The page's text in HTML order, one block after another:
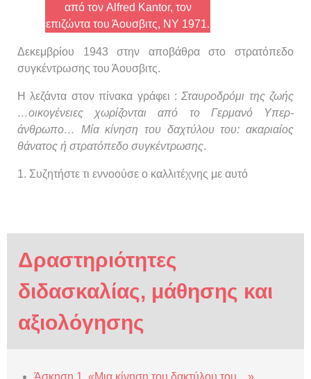
από τον Alfred Kantor, τον
επιζώντα του Άουσβιτς, ΝΥ 1971.
Δεκεμβρίου 1943 στην αποβάθρα στο στρατόπεδο
συγκέντρωσης του Άουσβιτς.
Η λεζάντα στον πίνακα γράφει :Σταυροδρόμι της ζωής
…οικογένειες χωρίζονται από το Γερμανό Υπερ-
άνθρωπο… Μία κίνηση του δαχτύλου του: ακαριαίος
θάνατος ή στρατόπεδο συγκέντρωσης.
1. Συζητήστε τι εννοούσε ο καλλιτέχνης με αυτό
Δραστηριότητες
διδασκαλίας, μάθησης και
αξιολόγησης
Άσκηση 1. «Μια κίνηση του δακτύλου του…»